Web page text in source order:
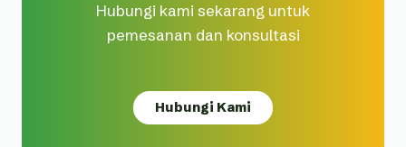
Hubungi kami sekarang untuk
pemesanan dan konsultasi
Hubungi Kami